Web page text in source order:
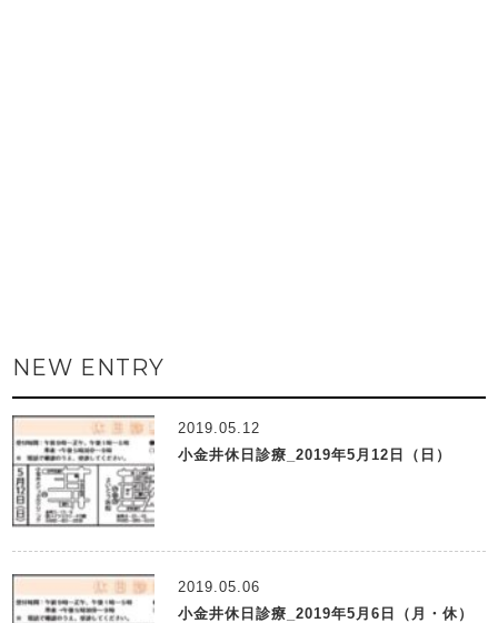
NEW ENTRY
2019.05.12
小金井休日診療_2019年5月12日（日）
2019.05.06
小金井休日診療_2019年5月6日（月・休）